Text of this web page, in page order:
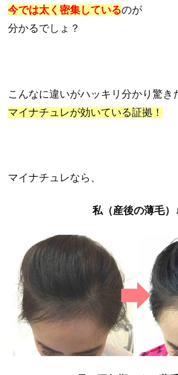
今では太く密集しているのが
分かるでしょ？
こんなに違いがハッキリ分かり驚き
マイナチュレが効いている証拠！
マイナチュレなら、
私（産後の薄毛）